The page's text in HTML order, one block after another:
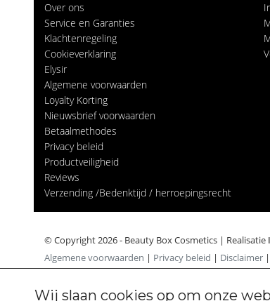
Over ons
Service en Garanties
Klachtenregeling
Cookieverklaring
Elysir
Algemene voorwaarden
Loyalty Korting
Nieuwsbrief voorwaarden
Betaalmethodes
Privacy beleid
Productveiligheid
Reviews
Verzending /Bedenktijd / herroepingsrecht
© Copyright 2026 - Beauty Box Cosmetics | Realisatie
Algemene voorwaarden | Privacy beleid | Disclaimer |
Cookiebeleid
Wij slaan cookies op om onze